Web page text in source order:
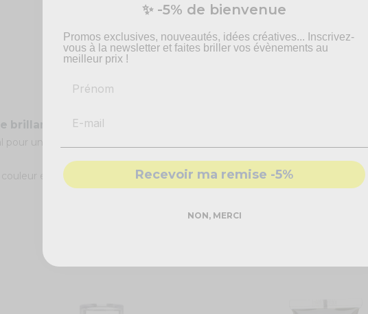
à lèvres Violet UV - Gloss saveur Cassis !
pour une soirée colorée et unique. Vous pourrez facilement appliquer la
couleur est incroyable sous la lumière noire !
✨ -5% de bienvenue
Promos exclusives, nouveautés, idées créatives... Inscrivez-
vous à la newsletter et faites briller vos évènements au
meilleur prix !
Recevoir ma remise -5%
NON, MERCI